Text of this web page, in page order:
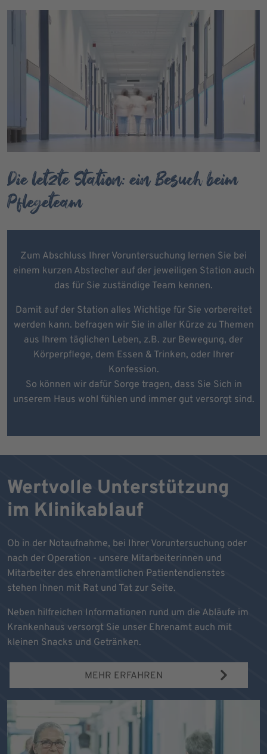
Die letzte Station: ein Besuch beim
Pflegeteam
Zum Abschluss Ihrer Voruntersuchung lernen Sie bei
einem kurzen Abstecher auf der jeweiligen Station auch
das für Sie zuständige Team kennen.
Damit auf der Station alles Wichtige für Sie vorbereitet
werden kann. befragen wir Sie in aller Kürze zu Themen
aus Ihrem täglichen Leben, z.B. zur Bewegung, der
Körperpflege, dem Essen & Trinken, oder Ihrer
Konfession.
So können wir dafür Sorge tragen, dass Sie Sich in
unserem Haus wohl fühlen und immer gut versorgt sind.
Wertvolle Unterstützung
im Klinikablauf
Ob in der Notaufnahme, bei Ihrer Voruntersuchung oder
nach der Operation - unsere Mitarbeiterinnen und
Mitarbeiter des ehrenamtlichen Patientendienstes
stehen Ihnen mit Rat und Tat zur Seite.
Neben hilfreichen Informationen rund um die Abläufe im
Krankenhaus versorgt Sie unser Ehrenamt auch mit
kleinen Snacks und Getränken.
MEHR ERFAHREN